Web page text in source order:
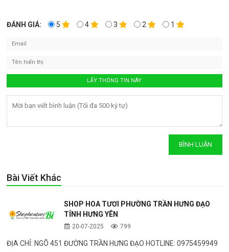
ĐÁNH GIÁ: 5 4 3 2 1
Bài Viết Khác
SHOP HOA TƯƠI PHƯỜNG TRẦN HƯNG ĐẠO
TỈNH HƯNG YÊN
20-07-2025 799
ĐỊA CHỈ: NGÕ 451 ĐƯỜNG TRẦN HƯNG ĐẠO HOTLINE: 0975459949